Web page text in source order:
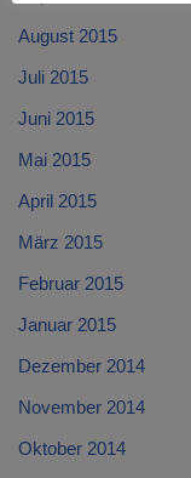
August 2015
Juli 2015
Juni 2015
Mai 2015
April 2015
März 2015
Februar 2015
Januar 2015
Dezember 2014
November 2014
Oktober 2014